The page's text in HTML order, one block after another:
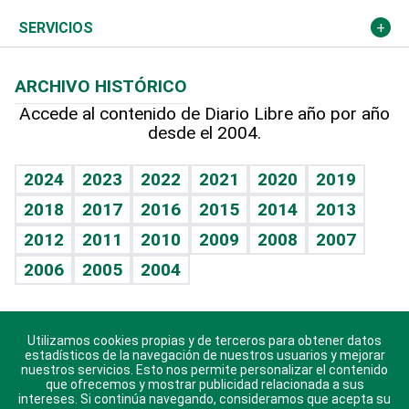
Resto del mundo
Economía personal
Podcast Arte Libre
Hablando con el pediatra
Vida y familia
Eñe
Celebrando la vida
Sin complejos
En pocas palabras
Escuchando al corazón
Economía Personal
Más deportes
Línea de hit
BRV
TBT Deportivo
El Espía
Columnistas
Más firmas
Cambio climático
Opinión
Hecho en casa
Guía del dinero
SERVICIOS
Cumpleaños
Horóscopos
Juegos
ARCHIVO HISTÓRICO
Accede al contenido de Diario Libre año por año
desde el 2004.
2024 2023 2022 2021 2020
2019
2018
2017 2016 2015 2014
2013
2012
2011 2010 2009 2008
2007
2006
2005 2004
Descarga nuestras aplicaciones para Android, iOS y
sistema Huawei.
Utilizamos cookies propias y de terceros para obtener datos
estadísticos de la navegación de nuestros usuarios y mejorar
nuestros servicios. Esto nos permite personalizar el contenido
que ofrecemos y mostrar publicidad relacionada a sus
intereses. Si continúa navegando, consideramos que acepta su